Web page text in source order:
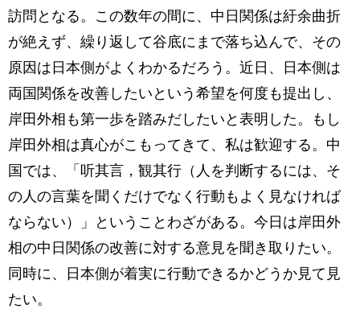
訪問となる。この数年の間に、中日関係は紆余曲折
が絶えず、繰り返して谷底にまで落ち込んで、その
原因は日本側がよくわかるだろう。近日、日本側は
両国関係を改善したいという希望を何度も提出し、
岸田外相も第一歩を踏みだしたいと表明した。もし
岸田外相は真心がこもってきて、私は歓迎する。中
国では、「听其言，観其行（人を判断するには、そ
の人の言葉を聞くだけでなく行動もよく見なければ
ならない）」ということわざがある。今日は岸田外
相の中日関係の改善に対する意見を聞き取りたい。
同時に、日本側が着実に行動できるかどうか見て見
たい。